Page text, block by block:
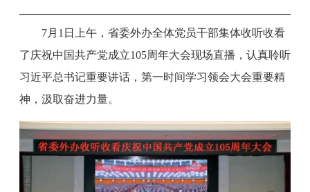
7月1日上午，省委外办全体党员干部集体收听收看
了庆祝中国共产党成立105周年大会现场直播，认真聆听
习近平总书记重要讲话，第一时间学习领会大会重要精
神，汲取奋进力量。